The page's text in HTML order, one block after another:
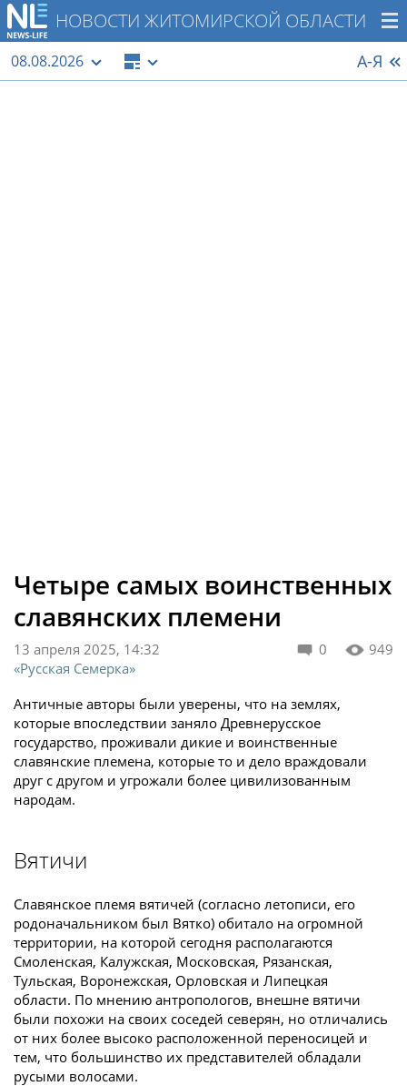
НОВОСТИ ЖИТОМИРСКОЙ ОБЛАСТИ
08.08.2026 А-Я
Четыре самых воинственных
славянских племени
0 949
13 апреля 2025, 14:32
«Русская Семерка»
Античные авторы были уверены, что на землях,
которые впоследствии заняло Древнерусское
государство, проживали дикие и воинственные
славянские племена, которые то и дело враждовали
друг с другом и угрожали более цивилизованным
народам.
Вятичи
Славянское племя вятичей (согласно летописи, его
родоначальником был Вятко) обитало на огромной
территории, на которой сегодня располагаются
Смоленская, Калужская, Московская, Рязанская,
Тульская, Воронежская, Орловская и Липецкая
области. По мнению антропологов, внешне вятичи
были похожи на своих соседей северян, но отличались
от них более высоко расположенной переносицей и
тем, что большинство их представителей обладали
русыми волосами.